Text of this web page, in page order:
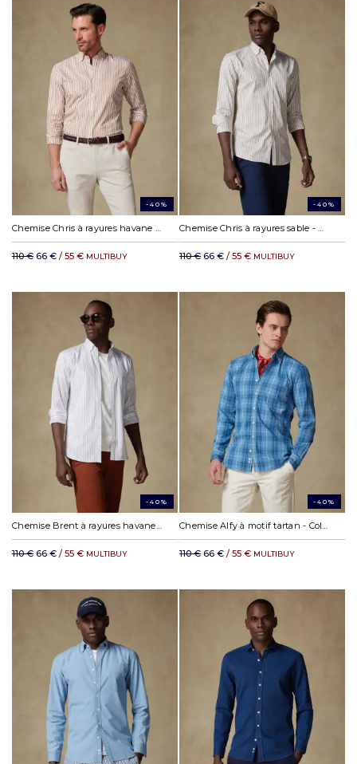
-40%
110 € 66 € / 55 € MULTIBUY
-40%
110 € 66 € / 55 € MULTIBUY
-40%
Chemise Brent à rayures havane - Col Boutonné
110 € 66 € / 55 € MULTIBUY
-40%
Chemise Alfy à motif tartan - Col Boutonné
110 € 66 € / 55 € MULTIBUY